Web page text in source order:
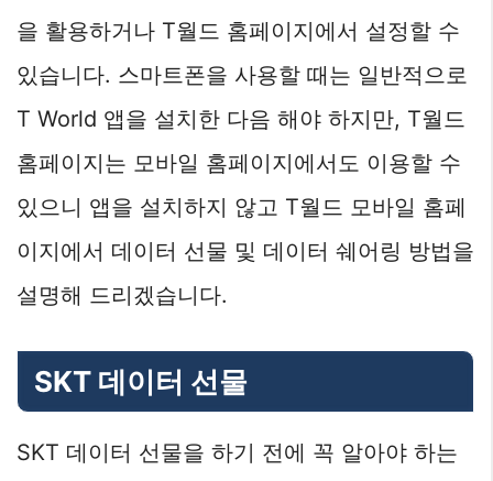
을 활용하거나 T월드 홈페이지에서 설정할 수
있습니다. 스마트폰을 사용할 때는 일반적으로
T World 앱을 설치한 다음 해야 하지만, T월드
홈페이지는 모바일 홈페이지에서도 이용할 수
있으니 앱을 설치하지 않고 T월드 모바일 홈페
이지에서 데이터 선물 및 데이터 쉐어링 방법을
설명해 드리겠습니다.
SKT 데이터 선물
SKT 데이터 선물을 하기 전에 꼭 알아야 하는